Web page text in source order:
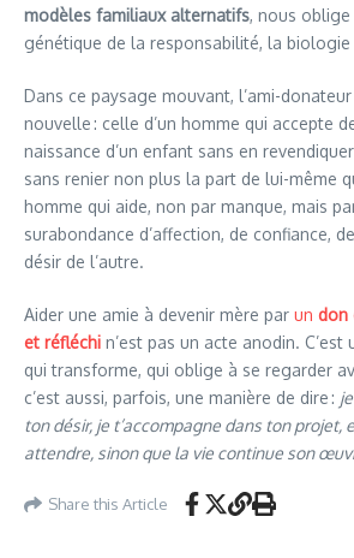
modèles familiaux alternatifs, nous
génétique de la responsabilité, la biologie
Dans ce paysage mouvant, l’ami-
nouvelle : celle d’un homme qui accepte
naissance d’un enfant sans en
sans renier non plus la part de lui-même
homme qui aide, non par manque, mais
surabondance d’affection, de confiance,
désir de l’autre.
Aider une amie à devenir mère par un don
et réfléchi n’est pas un acte anodin.
qui transforme, qui oblige à se regarder
c’est aussi, parfois, une manière de dire :
ton désir, je t’accompagne dans ton projet,
attendre, sinon que la vie continue son
Share this Article